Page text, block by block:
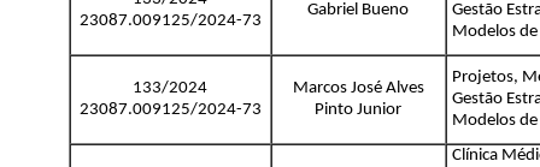
23087.009125/2024-73
Gabriel Bueno
Gestão
Modelos
133/2024
23087.009125/2024-73
Marcos José Alves
Pinto Junior
Projetos,
Gestão
Modelos
Clínica